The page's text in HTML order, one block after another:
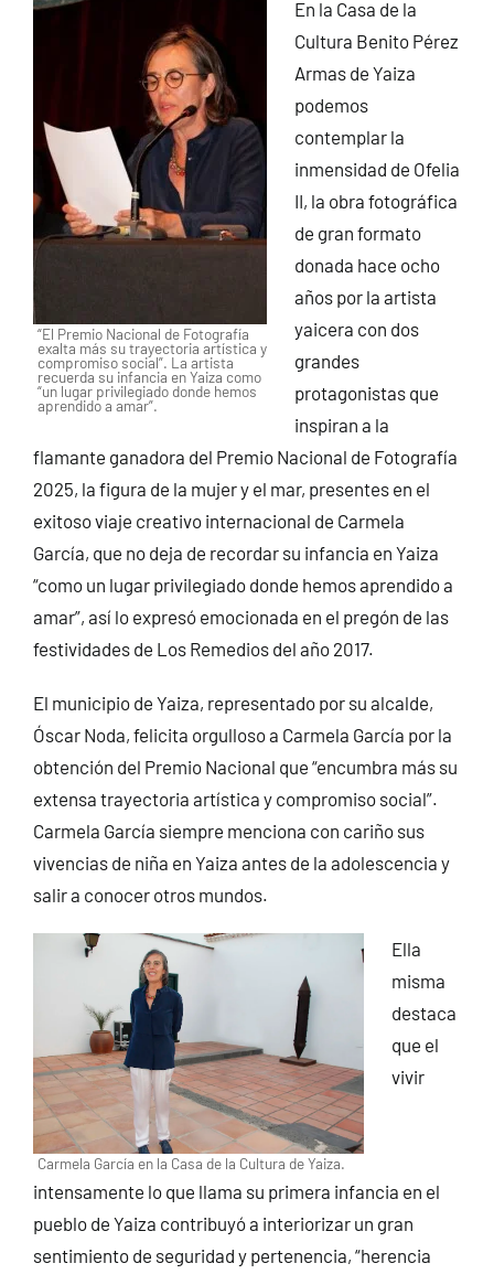
“El Premio Nacional de Fotografía
exalta más su trayectoria artística y
compromiso social”. La artista
recuerda su infancia en Yaiza como
“un lugar privilegiado donde hemos
aprendido a amar”.
En la Casa de la
Cultura Benito Pérez
Armas de Yaiza
podemos
contemplar la
inmensidad de Ofelia
II, la obra fotográfica
de gran formato
donada hace ocho
años por la artista
yaicera con dos
grandes
protagonistas que
inspiran a la
flamante ganadora del Premio Nacional de Fotografía
2025, la figura de la mujer y el mar, presentes en el
exitoso viaje creativo internacional de Carmela
García, que no deja de recordar su infancia en Yaiza
“como un lugar privilegiado donde hemos aprendido a
amar”, así lo expresó emocionada en el pregón de las
festividades de Los Remedios del año 2017.
El municipio de Yaiza, representado por su alcalde,
Óscar Noda, felicita orgulloso a Carmela García por la
obtención del Premio Nacional que “encumbra más su
extensa trayectoria artística y compromiso social”.
Carmela García siempre menciona con cariño sus
vivencias de niña en Yaiza antes de la adolescencia y
salir a conocer otros mundos.
Carmela García en la Casa de la Cultura de Yaiza.
Ella
misma
destaca
que el
vivir
intensamente lo que llama su primera infancia en el
pueblo de Yaiza contribuyó a interiorizar un gran
sentimiento de seguridad y pertenencia, “herencia